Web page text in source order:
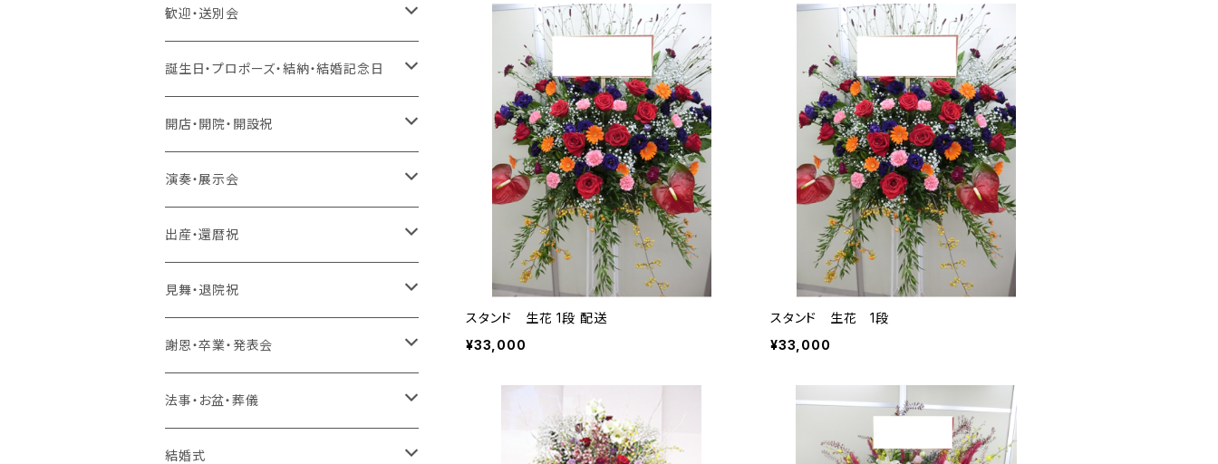
スタンド 生花 1段 配送
¥33,000
スタンド 生花 1段
¥33,000
歓迎・送別会
生花 アレンジ、花束、バルーン
生花 アレンジ、バルーン
生花 アレンジ
造花 アレンジ、花束、バルーン
ラスティング 花束、枯れない花
ラスティング アレンジ、枯れない花
バルーンのみ
誕生日・プロポーズ・結納・結婚記念日
生花 アレンジ、花束、バルーン
生花 アレンジ、バルーン
生花 アレンジ
造花 アレンジ、花束、バルーン
ラスティング 花束、枯れない花
ラスティング アレンジ、枯れない花
スタンド 生花
スタンド 生花、バルーン
バルーンのみ
開店・開院・開設祝
生花 アレンジ、花束、バルーン
生花 アレンジ、バルーン
生花 アレンジ
造花 アレンジ、花束、バルーン
ラスティング 花束、枯れない花
ラスティング アレンジ、枯れない花
スタンド 生花
スタンド 生花、バルーン
演奏・展示会
生花 アレンジ、花束、バルーン
生花 アレンジ、バルーン
生花 アレンジ
造花 アレンジ、花束、バルーン
ラスティング 花束、枯れない花
ラスティング アレンジ、枯れない花
スタンド 生花
出産・還暦祝
生花 アレンジ、花束、バルーン
生花 アレンジ、バルーン
生花 アレンジ
造花 アレンジ、花束、バルーン
ラスティング 花束、枯れない花
ラスティング アレンジ、枯れない花
見舞・退院祝
生花 アレンジ、花束、バルーン
生花 アレンジ、バルーン
生花 アレンジ
造花 アレンジ、花束、バルーン
ラスティング 花束、枯れない花
謝恩・卒業・発表会
生花 アレンジ、花束、バルーン
生花 アレンジ、バルーン
造花 アレンジ、花束、バルーン
法事・お盆・葬儀
生花 アレンジ、花束、バルーン
結婚式